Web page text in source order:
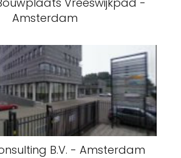
Amsterdam
B.V. - Amsterdam